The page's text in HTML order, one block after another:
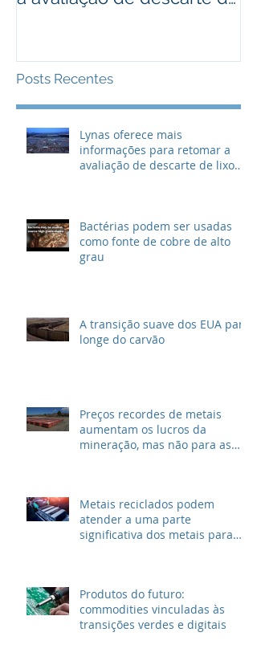
Posts Recentes
Lynas oferece mais
informações para retomar a
avaliação de descarte de lixo
Bactérias podem ser usadas
como fonte de cobre de alto
grau
A transição suave dos EUA para
longe do carvão
Preços recordes de metais
aumentam os lucros da
mineração, mas não para as
Metais reciclados podem
atender a uma parte
significativa dos metais para
Produtos do futuro:
commodities vinculadas às
transições verdes e digitais